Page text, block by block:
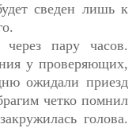
сведен лишь к
пару часов.
у проверяющих,
ожидали приезд
четко помнил
голова.